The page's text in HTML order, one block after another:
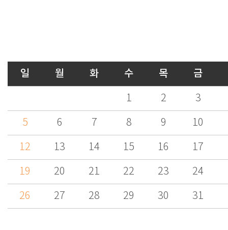
일 월 화 수 목 금
1 2 3
5 6 7 8 9 10
12 13 14 15 16 17
19 20 21 22 23 24
26 27 28 29 30 31